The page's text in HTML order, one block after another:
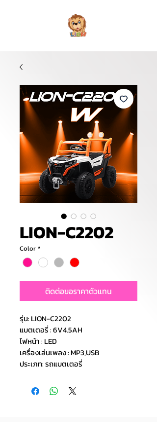
LION-C2202
Color *
ติดต่อขอราคาตัวแทน
รุ่น: LION-C2202
แบตเตอรี่ : 6V4.5AH
ไฟหน้า : LED
เครื่องเล่นเพลง : MP3,USB
ประเภท: รถแบตเตอรี่